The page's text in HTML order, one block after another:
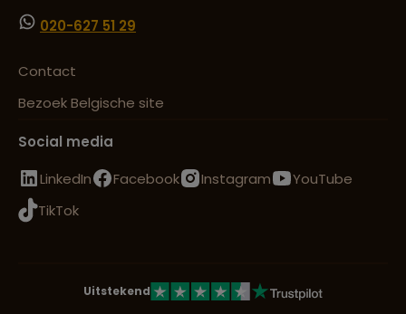
Lees meer over Tenorio Volcano
Lees meer over Tortuguero
Lees meer over Uvita
020-627 51 29
Contact
Bezoek Belgische site
Social media
LinkedIn
Facebook Instagram
YouTube
TikTok
Uitstekend